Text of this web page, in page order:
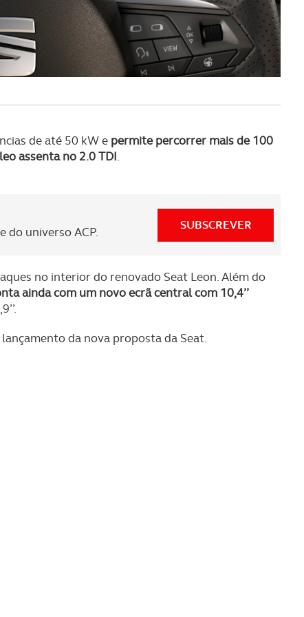
do site.
de até 50 kW e permite percorrer mais de 100
assenta no 2.0 TDI.
do universo ACP.
SUBSCREVER
no interior do renovado Seat Leon. Além do
ainda com um novo ecrã central com 10,4’’
da nova proposta da Seat.